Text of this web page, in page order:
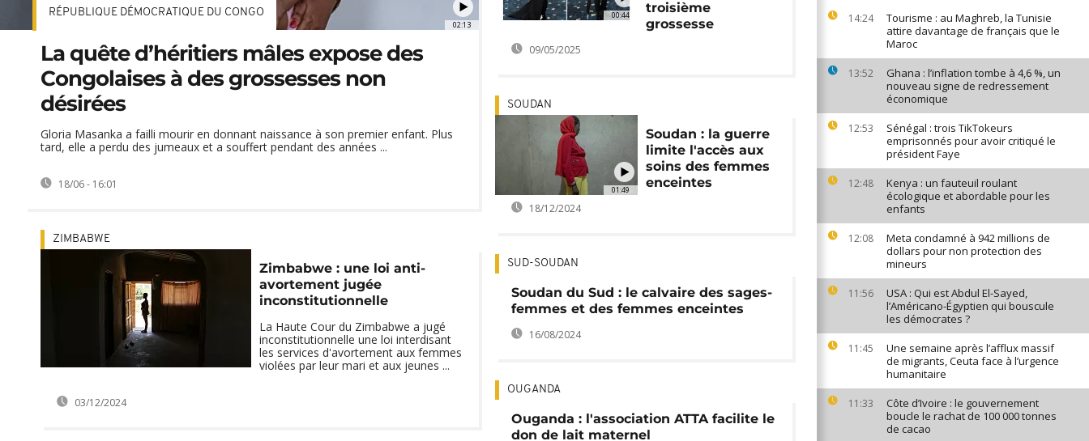
14:24
Tourisme : au Maghreb, la Tunisie
attire davantage de français que le
Maroc
13:52
Ghana : l’inflation tombe à 4,6 %, un
nouveau signe de redressement
économique
12:53
Sénégal : trois TikTokeurs
emprisonnés pour avoir critiqué le
président Faye
12:48
Kenya : un fauteuil roulant
écologique et abordable pour les
enfants
12:08
Meta condamné à 942 millions de
dollars pour non protection des
mineurs
11:56
USA : Qui est Abdul El-Sayed,
l’Américano-Égyptien qui bouscule
les démocrates ?
11:45
Une semaine après l’afflux massif
de migrants, Ceuta face à l’urgence
humanitaire
11:33
Côte d’Ivoire : le gouvernement
boucle le rachat de 100 000 tonnes
de cacao
02:13
RÉPUBLIQUE DÉMOCRATIQUE DU CONGO
La quête d’héritiers mâles expose des
Congolaises à des grossesses non
désirées
Gloria Masanka a failli mourir en donnant naissance à son premier enfant. Plus
tard, elle a perdu des jumeaux et a souffert pendant des années ...
18/06 - 16:01
ZIMBABWE
Zimbabwe : une loi anti-
avortement jugée
inconstitutionnelle
La Haute Cour du Zimbabwe a jugé
inconstitutionnelle une loi interdisant
les services d'avortement aux femmes
violées par leur mari et aux jeunes ...
03/12/2024
00:44
troisième
grossesse
09/05/2025
01:49
SOUDAN
Soudan : la guerre
limite l'accès aux
soins des femmes
enceintes
18/12/2024
SUD-SOUDAN
Soudan du Sud : le calvaire des sages-
femmes et des femmes enceintes
16/08/2024
OUGANDA
Ouganda : l'association ATTA facilite le
don de lait maternel